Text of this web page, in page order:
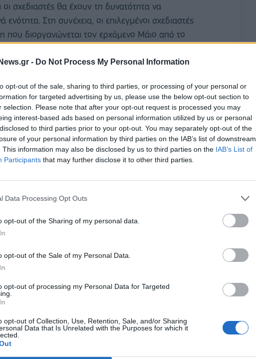
- Do Not Process My Personal Information
opt-out of the sale, sharing to third parties, or processing of your personal or
for targeted advertising by us, please use the below opt-out section to
selection. Please note that after your opt-out request is processed you may
interest-based ads based on personal information utilized by us or personal
to third parties prior to your opt-out. You may separately opt-out of the
of your personal information by third parties on the IAB’s list of downstream
This information may also be disclosed by us to third parties on the IAB’s List of
Participants that may further disclose it to other third parties.
Data Processing Opt Outs
opt-out of the Sharing of my personal data.
opt-out of the Sale of my Personal Data.
opt-out of processing my Personal Data for Targeted
opt-out of Collection, Use, Retention, Sale, and/or Sharing
Data that Is Unrelated with the Purposes for which it
οι σχεδιαστές θα έχουν τη δυνατότητα να
Στη συνέχεια, οι επιλεγμένοι σχεδιαστές
διοργανώνεται τον ερχόμενο Μάιο από το
έκθεση των συλλογών τους αλλά και την απονομή
καλλιτέχνη σε κάθε ενότητα.
και του AJMIG, η Πρόεδρος του Ιδρύματος Γ.
«Για εμάς στο Ίδρυμα Γ. & Α. Μαμιδάκη η
του τόπου μας είναι πρωταρχικός σκοπός. Η
μια παράδοση που ξεκίνησε το 1988 στον
Συμπόσιο Τέχνης με τη συμμετοχή
καθοδηγούμενοι από την ιδέα πως ο τουρισμός
εμπειρία. Το Ίδρυμα συμμετέχει στη φετινή
μέσω του LoveGreece.com, μία από τις
την προβολή χαρισματικών Ελλήνων
την καινοτομία μας ως χώρα. Κοινό σημείο
και του AJMIG αποτελεί η επιθυμία
και εκτός συνόρων.»